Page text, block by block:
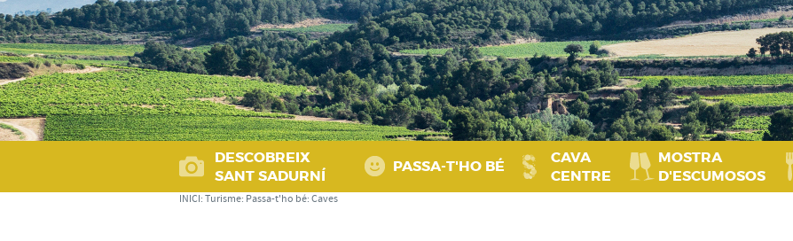
DESCOBREIX
SANT SADURNÍ
PASSA‑T'HO BÉ
CAVA
CENTRE
MOSTRA
D'ESCUMOSOS
INICI: Turisme: Passa-t'ho bé: Caves